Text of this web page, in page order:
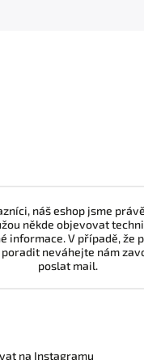
náš eshop jsme
někde objevovat
informace. V případě, že
neváhejte nám
poslat mail.
na Instagramu